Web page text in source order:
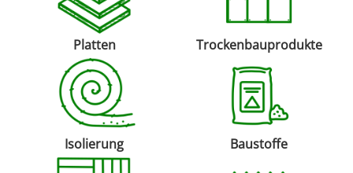
Platten Trockenbauprodukte
Isolierung Baustoffe